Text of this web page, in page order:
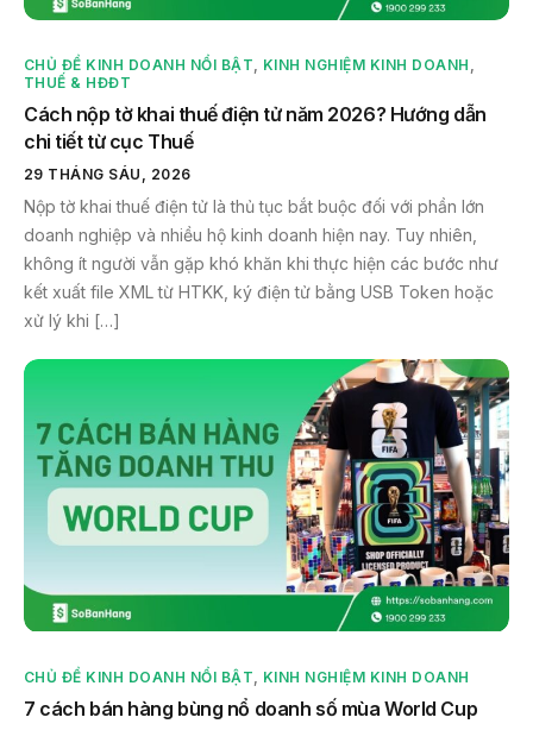
CHỦ ĐỀ KINH DOANH NỔI BẬT, KINH NGHIỆM KINH DOANH ,
THUẾ & HĐĐT
Cách nộp tờ khai thuế điện tử năm 2026? Hướng dẫn
chi tiết từ cục Thuế
29 THÁNG SÁU, 2026
Nộp tờ khai thuế điện tử là thủ tục bắt buộc đối với phần lớn
doanh nghiệp và nhiều hộ kinh doanh hiện nay. Tuy nhiên,
không ít người vẫn gặp khó khăn khi thực hiện các bước như
kết xuất file XML từ HTKK, ký điện tử bằng USB Token hoặc
xử lý khi […]
CHỦ ĐỀ KINH DOANH NỔI BẬT KINH NGHIỆM KINH DOANH
7 cách bán hàng bùng nổ doanh số mùa World Cup